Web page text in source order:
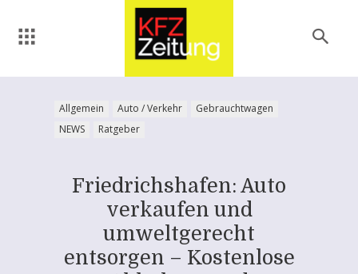
Allgemein Auto / Verkehr
Gebrauchtwagen
NEWS
Ratgeber
Friedrichshafen: Auto
verkaufen und
umweltgerecht
entsorgen – Kostenlose